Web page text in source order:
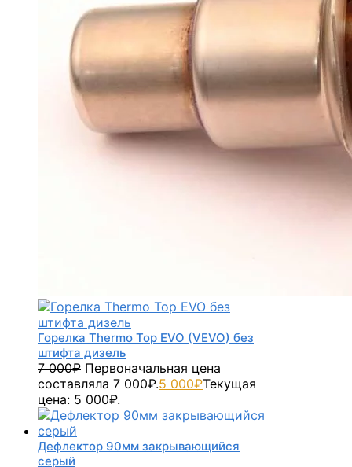
Горелка Thermo Top EVO (VEVO) без
штифта дизель
7 000₽ Первоначальная цена
составляла 7 000₽.5 000₽Текущая
цена: 5 000₽.
Дефлектор 90мм закрывающийся
серый